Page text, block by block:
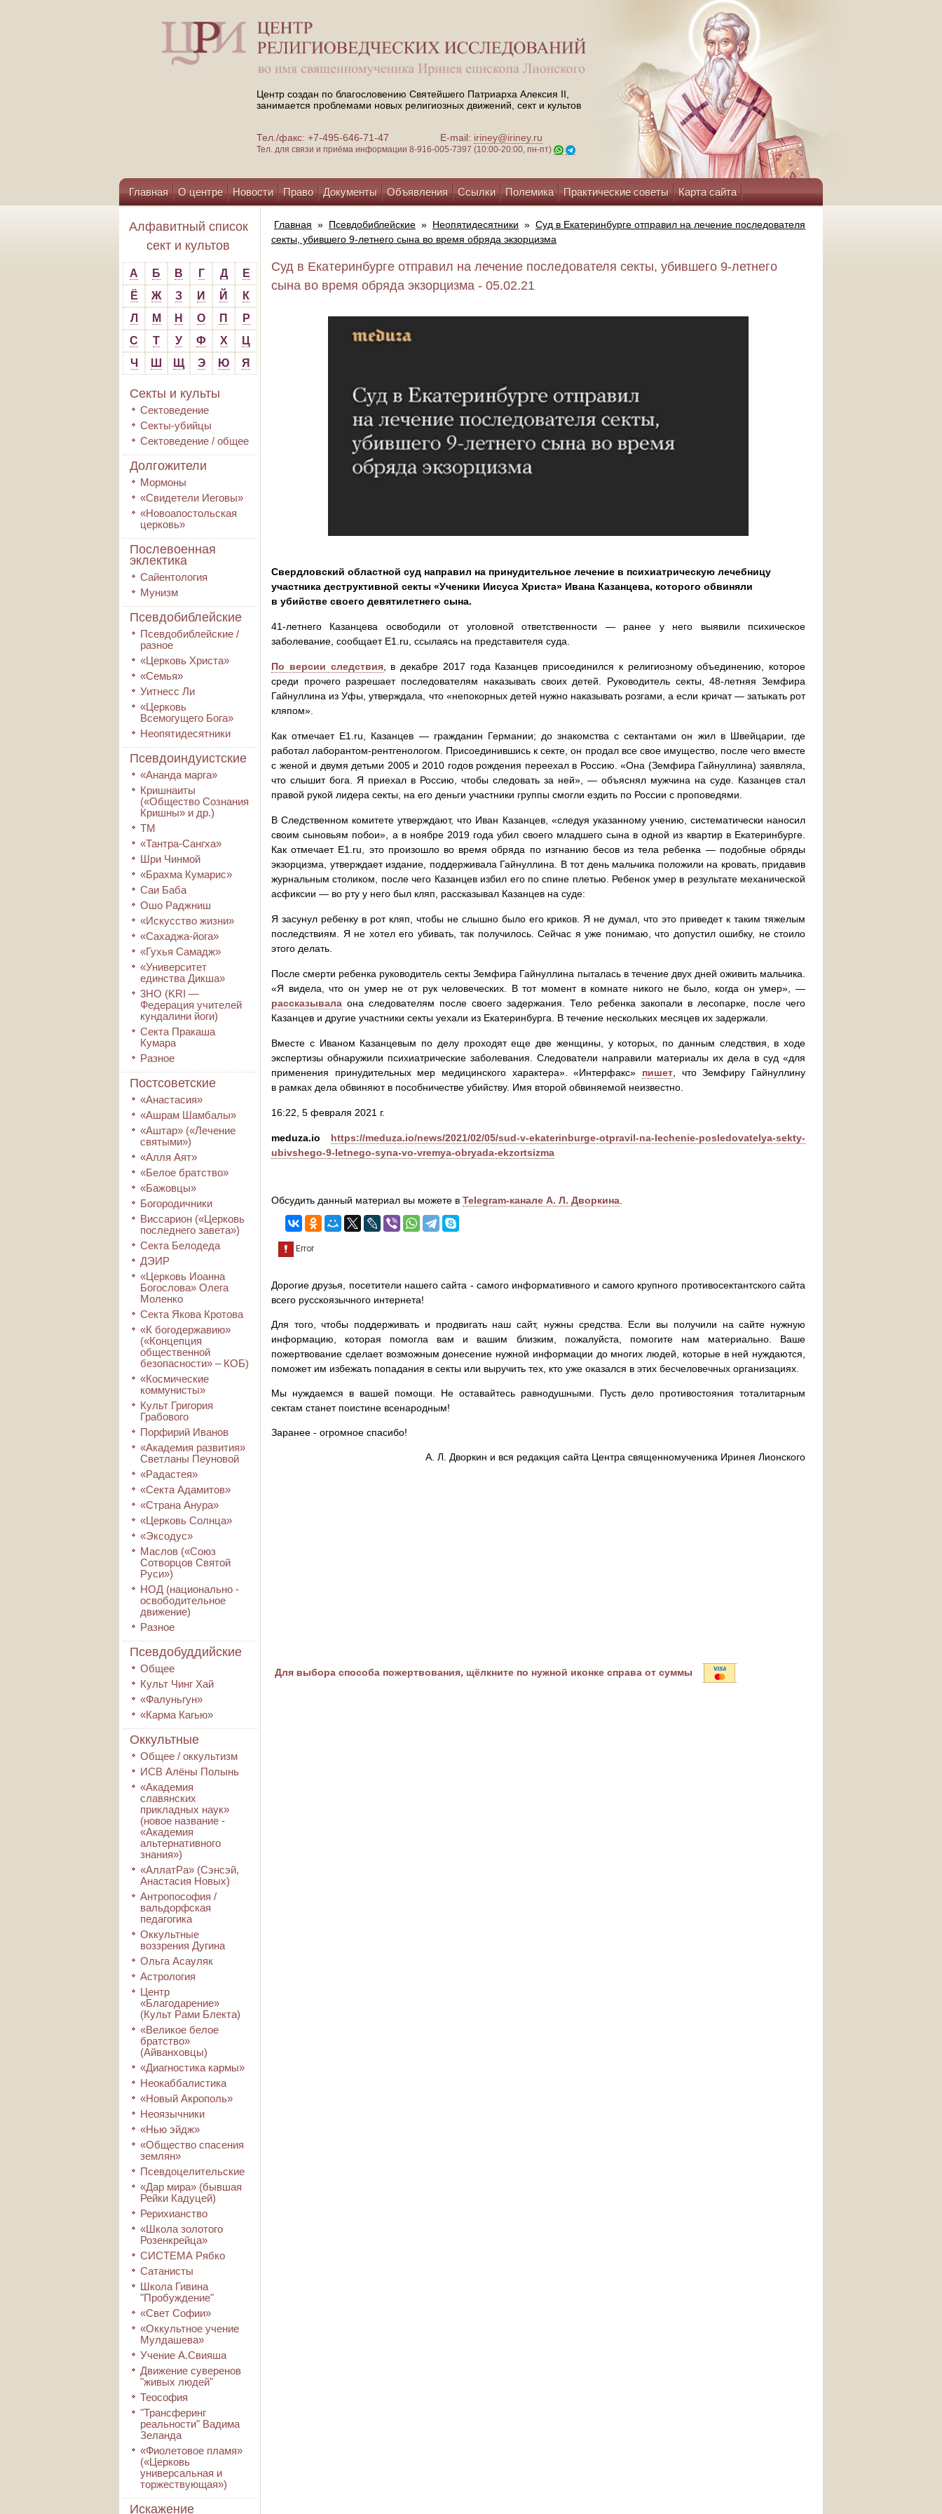
Центр создан по благословению Святейшего Патриарха Алексия II,
занимается проблемами новых религиозных движений, сект и культов
Тел./факс: +7-495-646-71-47 E-mail: iriney@iriney.ru
Тел. для связи и приёма информации 8-916-005-7397 (10:00-20:00, пн-пт)
Главная О центре Новости Право Документы Объявления Ссылки Полемика Практические советы Карта сайта
Помощь центру
Алфавитный список
сект и культов
А Б В Г Д
Е
Ё
Ж З И Й
К
Л
М Н О П
Р
С
Т У Ф Х
Ц
Ч
Ш Щ Э Ю Я
Секты и культы
Сектоведение
Секты-убийцы
Сектоведение / общее
Долгожители
Мормоны
«Свидетели Иеговы»
«Новоапостольская
церковь»
Послевоенная
эклектика
Сайентология
Мунизм
Псевдобиблейские
Псевдобиблейские /
разное
«Церковь Христа»
«Семья»
Уитнесс Ли
«Церковь
Всемогущего Бога»
Неопятидесятники
Псевдоиндуистские
«Ананда марга»
Кришнаиты
(«Общество Сознания
Кришны» и др.)
ТМ
«Тантра-Сангха»
Шри Чинмой
«Брахма Кумарис»
Саи Баба
Ошо Раджниш
«Искусство жизни»
«Сахаджа-йога»
«Гухья Самадж»
«Университет
единства Дикша»
3HO (KRI ―
Федерация учителей
кундалини йоги)
Секта Пракаша
Кумара
Разное
Постсоветские
«Анастасия»
«Ашрам Шамбалы»
«Аштар» («Лечение
святыми»)
«Алля Аят»
«Белое братство»
«Бажовцы»
Богородичники
Виссарион («Церковь
последнего завета»)
Секта Белодеда
ДЭИР
«Церковь Иоанна
Богослова» Олега
Моленко
Секта Якова Кротова
«К богодержавию»
(«Концепция
общественной
безопасности» – КОБ)
«Космические
коммунисты»
Культ Григория
Грабового
Порфирий Иванов
«Академия развития»
Светланы Пеуновой
«Радастея»
«Секта Адамитов»
«Страна Анура»
«Церковь Солнца»
«Эксодус»
Маслов («Союз
Сотворцов Святой
Руси»)
НОД (национально -
освободительное
движение)
Разное
Псевдобуддийские
Общее
Культ Чинг Хай
«Фалуньгун»
«Карма Кагью»
Оккультные
Общее / оккультизм
ИСВ Алёны Полынь
«Академия
славянских
прикладных наук»
(новое название -
«Академия
альтернативного
знания»)
«АллатРа» (Сэнсэй,
Анастасия Новых)
Антропософия /
вальдорфская
педагогика
Оккультные
воззрения Дугина
Ольга Асауляк
Астрология
Центр
«Благодарение»
(Культ Рами Блекта)
«Великое белое
братство»
(Айванховцы)
«Диагностика кармы»
Неокаббалистика
«Новый Акрополь»
Неоязычники
«Нью эйдж»
«Общество спасения
землян»
Псевдоцелительские
«Дар мира» (бывшая
Рейки Кадуцей)
Рерихианство
«Школа золотого
Розенкрейца»
СИСТЕМА Рябко
Сатанисты
Школа Гивина
"Пробуждение"
«Свет Софии»
«Оккультное учение
Мулдашева»
Учение А.Свияша
Движение суверенов
"живых людей"
Теософия
"Трансферинг
реальности" Вадима
Зеланда
«Фиолетовое пламя»
(«Церковь
универсальная и
торжествующая»)
Искажение
Главная » Псевдобиблейские » Неопятидесятники » Суд в Екатеринбурге отправил на лечение последователя
секты, убившего 9-летнего сына во время обряда экзорцизма
Суд в Екатеринбурге отправил на лечение последователя секты, убившего 9-летнего
сына во время обряда экзорцизма - 05.02.21
Свердловский областной суд направил на принудительное лечение в психиатрическую лечебницу
участника деструктивной секты «Ученики Иисуса Христа» Ивана Казанцева, которого обвиняли
в убийстве своего девятилетнего сына.
41-летнего Казанцева освободили от уголовной ответственности — ранее у него выявили психическое
заболевание, сообщает E1.ru, ссылаясь на представителя суда.
По версии следствия, в декабре 2017 года Казанцев присоединился к религиозному объединению, которое
среди прочего разрешает последователям наказывать своих детей. Руководитель секты, 48-летняя Земфира
Гайнуллина из Уфы, утверждала, что «непокорных детей нужно наказывать розгами, а если кричат — затыкать рот
кляпом».
Как отмечает E1.ru, Казанцев — гражданин Германии; до знакомства с сектантами он жил в Швейцарии, где
работал лаборантом-рентгенологом. Присоединившись к секте, он продал все свое имущество, после чего вместе
с женой и двумя детьми 2005 и 2010 годов рождения переехал в Россию. «Она (Земфира Гайнуллина) заявляла,
что слышит бога. Я приехал в Россию, чтобы следовать за ней», — объяснял мужчина на суде. Казанцев стал
правой рукой лидера секты, на его деньги участники группы смогли ездить по России с проповедями.
В Следственном комитете утверждают, что Иван Казанцев, «следуя указанному учению, систематически наносил
своим сыновьям побои», а в ноябре 2019 года убил своего младшего сына в одной из квартир в Екатеринбурге.
Как отмечает E1.ru, это произошло во время обряда по изгнанию бесов из тела ребенка — подобные обряды
экзорцизма, утверждает издание, поддерживала Гайнуллина. В тот день мальчика положили на кровать, придавив
журнальным столиком, после чего Казанцев избил его по спине плетью. Ребенок умер в результате механической
асфиксии — во рту у него был кляп, рассказывал Казанцев на суде:
Я засунул ребенку в рот кляп, чтобы не слышно было его криков. Я не думал, что это приведет к таким тяжелым
последствиям. Я не хотел его убивать, так получилось. Сейчас я уже понимаю, что допустил ошибку, не стоило
этого делать.
После смерти ребенка руководитель секты Земфира Гайнуллина пыталась в течение двух дней оживить мальчика.
«Я видела, что он умер не от рук человеческих. В тот момент в комнате никого не было, когда он умер», —
рассказывала она следователям после своего задержания. Тело ребенка закопали в лесопарке, после чего
Казанцев и другие участники секты уехали из Екатеринбурга. В течение нескольких месяцев их задержали.
Вместе с Иваном Казанцевым по делу проходят еще две женщины, у которых, по данным следствия, в ходе
экспертизы обнаружили психиатрические заболевания. Следователи направили материалы их дела в суд «для
применения принудительных мер медицинского характера». «Интерфакс» пишет , что Земфиру Гайнуллину
в рамках дела обвиняют в пособничестве убийству. Имя второй обвиняемой неизвестно.
16:22, 5 февраля 2021 г.
meduza.io
https://meduza.io/news/2021/02/05/sud-v-ekaterinburge-otpravil-na-lechenie-posledovatelya-sekty-
ubivshego-9-letnego-syna-vo-vremya-obryada-ekzortsizma
Обсудить данный материал вы можете в Telegram-канале А. Л. Дворкина
Дорогие друзья, посетители нашего сайта - самого информативного и самого крупного противосектантского сайта
всего русскоязычного интернета!
Для того, чтобы поддерживать и продвигать наш сайт, нужны средства. Если вы получили на сайте нужную
информацию, которая помогла вам и вашим близким, пожалуйста, помогите нам материально. Ваше
пожертвование сделает возможным донесение нужной информации до многих людей, которые в ней нуждаются,
поможет им избежать попадания в секты или выручить тех, кто уже оказался в этих бесчеловечных организациях.
Мы нуждаемся в вашей помощи. Не оставайтесь равнодушными. Пусть дело противостояния тоталитарным
сектам станет поистине всенародным!
Заранее - огромное спасибо!
А. Л. Дворкин и вся редакция сайта Центра священномученика Иринея Лионского
Для выбора способа пожертвования, щёлкните по нужной иконке справа от суммы